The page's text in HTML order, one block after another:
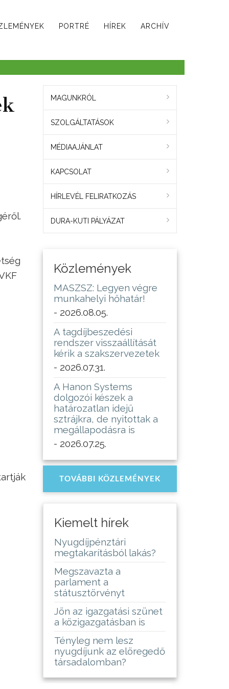
PORTRÉ HÍREK ARCHÍV
MAGUNKRÓL
SZOLGÁLTATÁSOK
MÉDIAAJÁNLAT
KAPCSOLAT
HÍRLEVÉL FELIRATKOZÁS
DURA-KUTI PÁLYÁZAT
Közlemények
MASZSZ: Legyen végre
munkahelyi hőhatár!
- 2026.08.05.
A tagdíjbeszedési
rendszer visszaállítását
kérik a szakszervezetek
- 2026.07.31.
A Hanon Systems
dolgozói készek a
határozatlan idejű
sztrájkra, de nyitottak a
megállapodásra is
- 2026.07.25.
TOVÁBBI KÖZLEMÉNYEK
Kiemelt hírek
Nyugdíjpénztári
megtakarításból lakás?
Megszavazta a
parlament a
státusztörvényt
Jön az igazgatási szünet
a közigazgatásban is
Tényleg nem lesz
nyugdíjunk az elöregedő
társadalomban?